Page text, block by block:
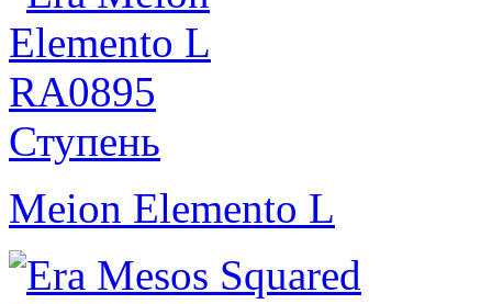
Meion Elemento L